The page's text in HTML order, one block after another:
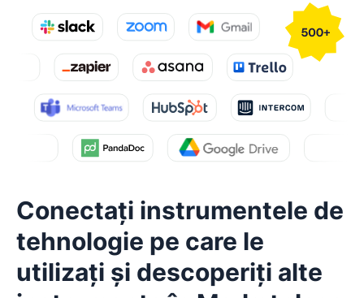
Conectați instrumentele de
tehnologie pe care le
utilizați și descoperiți alte